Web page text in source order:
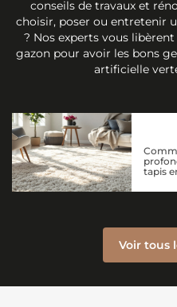
conseils de travaux et
choisir, poser ou entretenir
? Nos experts vous
gazon pour avoir les bons
artificielle
tapis
Voir tous